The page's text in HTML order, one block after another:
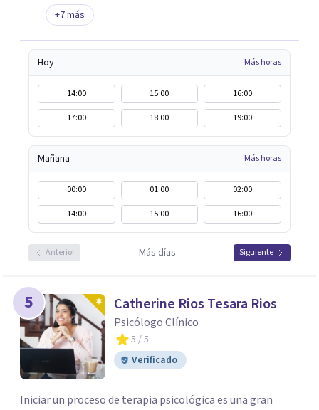
+7más
Hoy Más horas
14:00 15:00
16:00
17:00
18:00 19:00
Mañana Más horas
00:00 01:00
02:00
14:00
15:00 16:00
Anterior Más días Siguiente
5 Catherine Rios Tesara Rios
Psicólogo Clínico
5 / 5
Verificado
Iniciar un proceso de terapia psicológica es una gran